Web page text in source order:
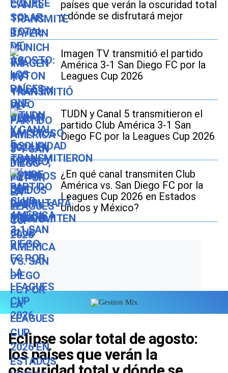
países que verán la oscuridad total
y dónde se disfrutará mejor
Imagen TV transmitió el partido
América 3-1 San Diego FC por la
Leagues Cup 2026
TUDN y Canal 5 transmitieron el
partido Club América 3-1 San
Diego FC por la Leagues Cup 2026
¿En qué canal transmiten Club
América vs. San Diego FC por la
Leagues Cup 2026 en Estados
Unidos y México?